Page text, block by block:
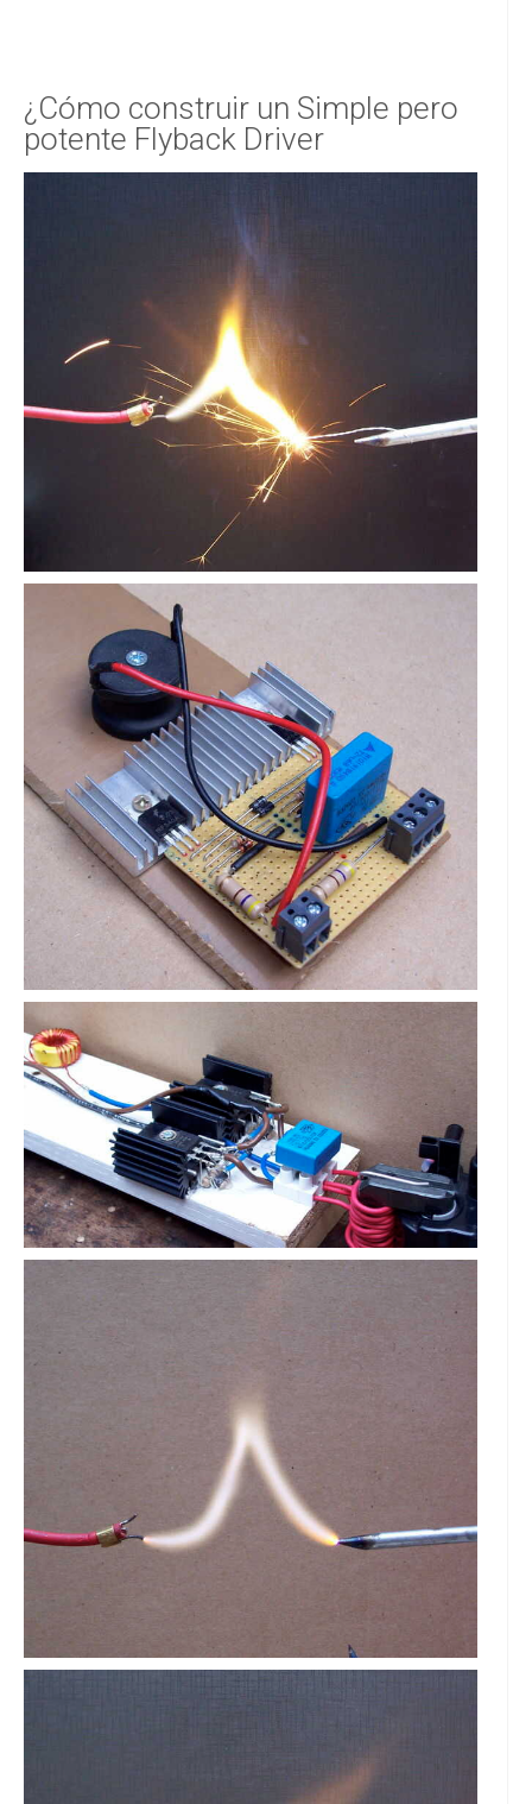
¿Cómo construir un Simple pero
potente Flyback Driver